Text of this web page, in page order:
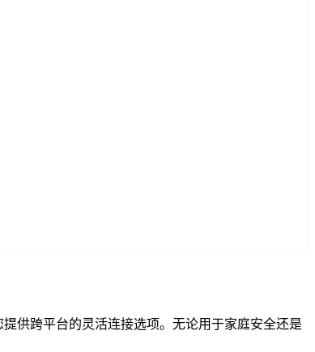
供跨平台的灵活连接选项。无论用于家庭安全还是